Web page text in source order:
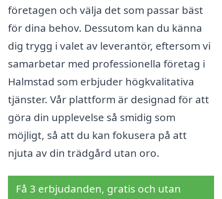
företagen och välja det som passar bäst
för dina behov. Dessutom kan du känna
dig trygg i valet av leverantör, eftersom vi
samarbetar med professionella företag i
Halmstad som erbjuder högkvalitativa
tjänster. Vår plattform är designad för att
göra din upplevelse så smidig som
möjligt, så att du kan fokusera på att
njuta av din trädgård utan oro.
Få 3 erbjudanden, gratis och utan